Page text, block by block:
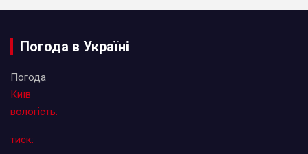
Погода в Україні
Погода
Київ
вологість:
тиск: